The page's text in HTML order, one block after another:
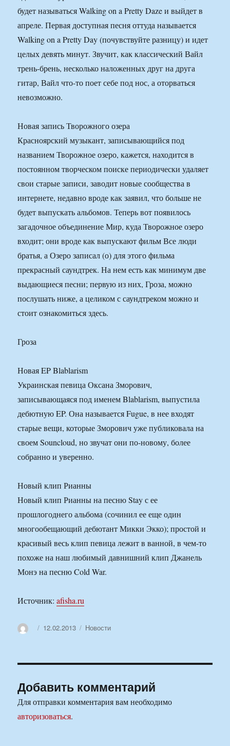
будет называться Walking on a Pretty Daze и выйдет в
апреле. Первая доступная песня оттуда называется
Walking on a Pretty Day (почувствуйте разницу) и идет
целых девять минут. Звучит, как классический Вайл
трень-брень, несколько наложенных друг на друга
гитар, Вайл что-то поет себе под нос, а оторваться
невозможно.
Новая запись Творожного озера
Красноярский музыкант, записывающийся под
названием Творожное озеро, кажется, находится в
постоянном творческом поиске периодически удаляет
свои старые записи, заводит новые сообщества в
интернете, недавно вроде как заявил, что больше не
будет выпускать альбомов. Теперь вот появилось
загадочное объединение Мир, куда Творожное озеро
входит; они вроде как выпускают фильм Все люди
братья, а Озеро записал (о) для этого фильма
прекрасный саундтрек. На нем есть как минимум две
выдающиеся песни; первую из них, Гроза, можно
послушать ниже, а целиком с саундтреком можно и
стоит ознакомиться здесь.
Гроза
Новая EP Blablarism
Украинская певица Оксана Зморович,
записывающаяся под именем Blablarism, выпустила
дебютную EP. Она называется Fugue, в нее входят
старые вещи, которые Зморович уже публиковала на
своем Souncloud, но звучат они по-новому, более
собранно и уверенно.
Новый клип Рианны
Новый клип Рианны на песню Stay с ее
прошлогоднего альбома (сочинил ее еще один
многообещающий дебютант Микки Экко); простой и
красивый весь клип певица лежит в ванной, в чем-то
похоже на наш любимый давнишний клип Джанель
Монэ на песню Cold War.
Источник:afisha.ru
АвторОпубликовано
12.02.2013 Рубрики
Новости
Добавить комментарий
Для отправки комментария вам необходимо
авторизоваться.